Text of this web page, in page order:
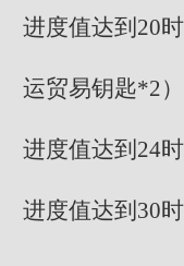
进度值达到20
运贸易钥匙*2）
进度值达到24
进度值达到30